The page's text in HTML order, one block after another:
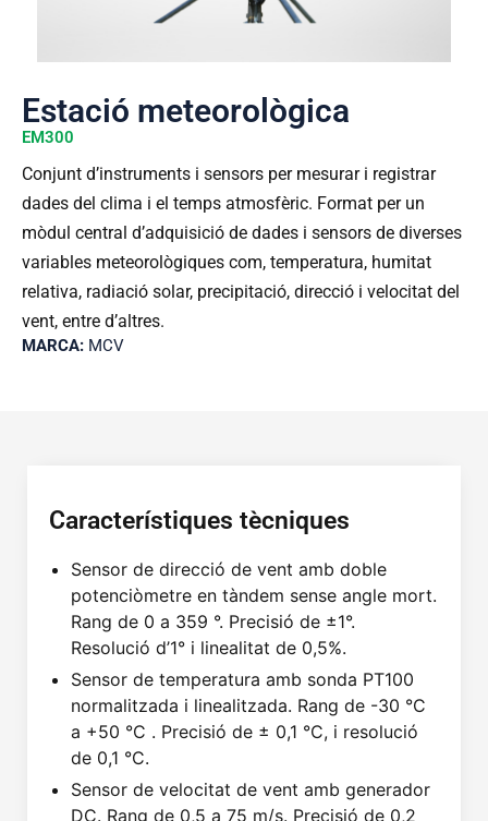
Estació meteorològica
EM300
Conjunt d’instruments i sensors per mesurar i registrar
dades del clima i el temps atmosfèric. Format per un
mòdul central d’adquisició de dades i sensors de diverses
variables meteorològiques com, temperatura, humitat
relativa, radiació solar, precipitació, direcció i velocitat del
vent, entre d’altres.
MARCA: MCV
Característiques tècniques
Sensor de direcció de vent amb doble
potenciòmetre en tàndem sense angle mort.
Rang de 0 a 359 °. Precisió de ±1°.
Resolució d’1° i linealitat de 0,5%.
Sensor de temperatura amb sonda PT100
normalitzada i linealitzada. Rang de -30 °C
a +50 °C . Precisió de ± 0,1 °C, i resolució
de 0,1 °C.
Sensor de velocitat de vent amb generador
DC. Rang de 0,5 a 75 m/s. Precisió de 0,2